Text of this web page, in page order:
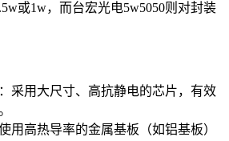
或1w，而台宏光电5w5050则对封装
：采用大尺寸、高抗静电的芯片，有效
用高热导率的金属基板（如铝基板）